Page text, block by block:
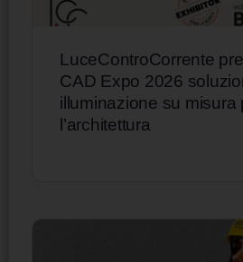
LuceControCorrente
CAD Expo 2026
illuminazione su misura
l’architettura